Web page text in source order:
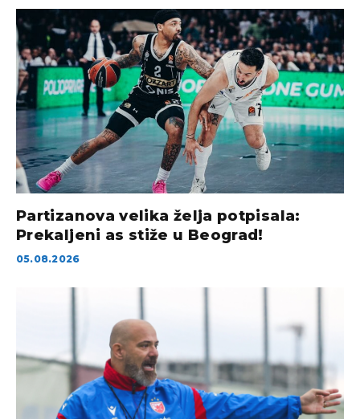
Partizanova velika želja potpisala:
Prekaljeni as stiže u Beograd!
05.08.2026